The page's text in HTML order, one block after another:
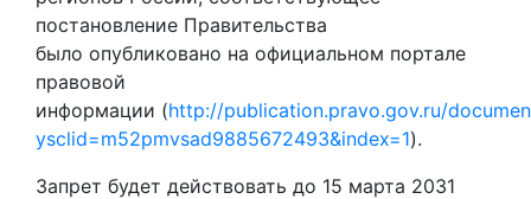
постановление Правительства
было опубликовано на официальном портале
правовой
информации (http://publication.pravo.gov.ru/
ysclid=m52pmvsad9885672493&index=1).
Запрет будет действовать до 15 марта 2031